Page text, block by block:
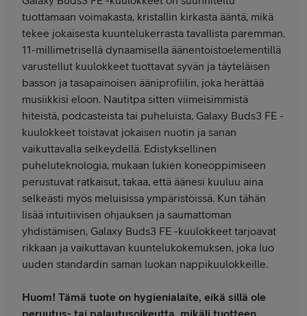
tuottamaan voimakasta, kristallin kirkasta ääntä, mikä
tekee jokaisesta kuuntelukerrasta tavallista paremman.
11-millimetrisellä dynaamisella äänentoistoelementillä
varustellut kuulokkeet tuottavat syvän ja täyteläisen
basson ja tasapainoisen ääniprofiilin, joka herättää
musiikkisi eloon. Nautitpa sitten viimeisimmistä
hiteistä, podcasteista tai puheluista, Galaxy Buds3 FE -
kuulokkeet toistavat jokaisen nuotin ja sanan
vaikuttavalla selkeydellä. Edistyksellinen
puheluteknologia, mukaan lukien koneoppimiseen
perustuvat ratkaisut, takaa, että äänesi kuuluu aina
selkeästi myös meluisissa ympäristöissä. Kun tähän
lisää intuitiivisen ohjauksen ja saumattoman
yhdistämisen, Galaxy Buds3 FE -kuulokkeet tarjoavat
rikkaan ja vaikuttavan kuuntelukokemuksen, joka luo
uuden standardin saman luokan nappikuulokkeille.
Huom! Tämä tuote on hygienialaite, eikä sillä ole
peruutus- tai palautusoikeutta, mikäli tuotteen